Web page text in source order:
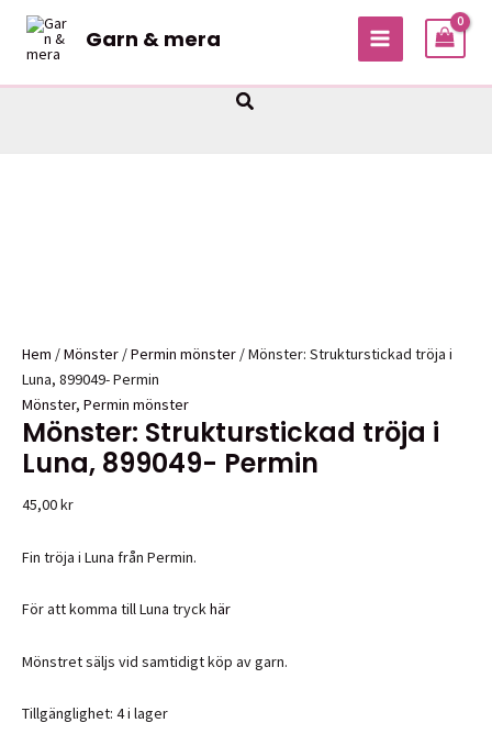
Hoppa
innehåll
Garn & mera
MAIN
Sök
Hem /Mönster /Permin mönster / Mönster: Strukturstickad tröja i
Luna, 899049- Permin
Mönster, Permin mönster
Mönster: Strukturstickad tröja i
Luna, 899049- Permin
45,00kr
Fin tröja i Luna från Permin.
För att komma till Luna tryckhär
Mönstret säljs vid samtidigt köp av garn.
Tillgänglighet: 4 i lager